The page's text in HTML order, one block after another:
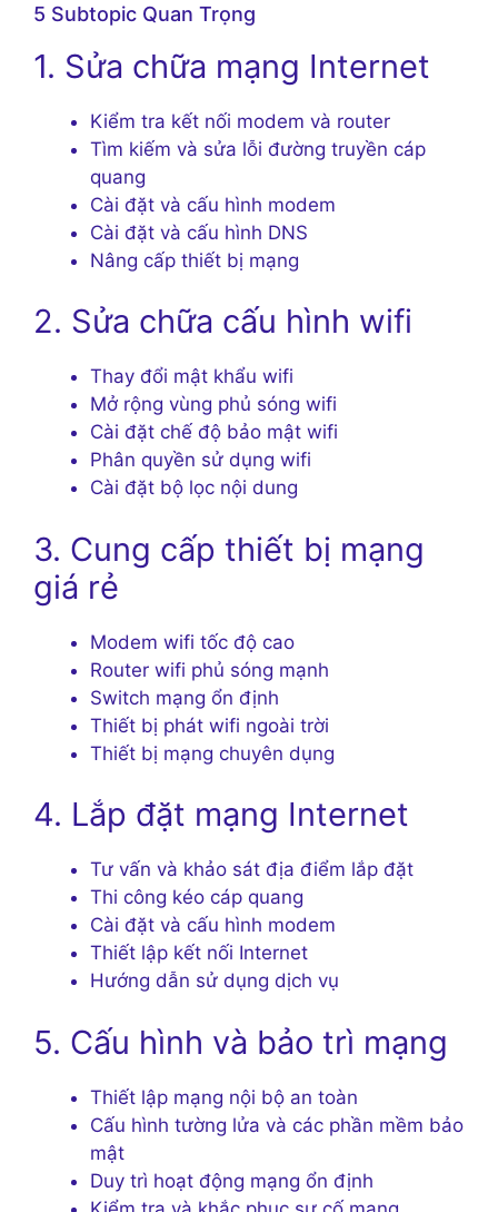
5 Subtopic Quan Trọng
1. Sửa chữa mạng Internet
Kiểm tra kết nối modem và router
Tìm kiếm và sửa lỗi đường truyền cáp
quang
Cài đặt và cấu hình modem
Cài đặt và cấu hình DNS
Nâng cấp thiết bị mạng
2. Sửa chữa cấu hình wifi
Thay đổi mật khẩu wifi
Mở rộng vùng phủ sóng wifi
Cài đặt chế độ bảo mật wifi
Phân quyền sử dụng wifi
Cài đặt bộ lọc nội dung
3. Cung cấp thiết bị mạng
giá rẻ
Modem wifi tốc độ cao
Router wifi phủ sóng mạnh
Switch mạng ổn định
Thiết bị phát wifi ngoài trời
Thiết bị mạng chuyên dụng
4. Lắp đặt mạng Internet
Tư vấn và khảo sát địa điểm lắp đặt
Thi công kéo cáp quang
Cài đặt và cấu hình modem
Thiết lập kết nối Internet
Hướng dẫn sử dụng dịch vụ
5. Cấu hình và bảo trì mạng
Thiết lập mạng nội bộ an toàn
Cấu hình tường lửa và các phần mềm bảo
mật
Duy trì hoạt động mạng ổn định